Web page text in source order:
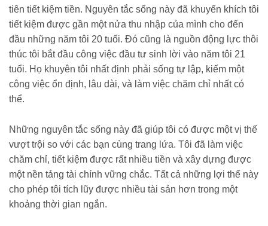
tiên tiết kiệm tiền. Nguyên tắc sống này đã khuyến khích tôi
tiết kiệm được gần một nửa thu nhập của mình cho đến
đầu những năm tôi 20 tuổi. Đó cũng là nguồn động lực thôi
thúc tôi bắt đầu công việc đầu tư sinh lời vào năm tôi 21
tuổi. Họ khuyên tôi nhất định phải sống tự lập, kiếm một
công việc ổn định, lâu dài, và làm việc chăm chỉ nhất có
thể.
Những nguyên tắc sống này đã giúp tôi có được một vị thế
vượt trội so với các bạn cùng trang lứa. Tôi đã làm việc
chăm chỉ, tiết kiệm được rất nhiều tiền và xây dựng được
một nền tảng tài chính vững chắc. Tất cả những lợi thế này
cho phép tôi tích lũy được nhiều tài sản hơn trong một
khoảng thời gian ngắn.